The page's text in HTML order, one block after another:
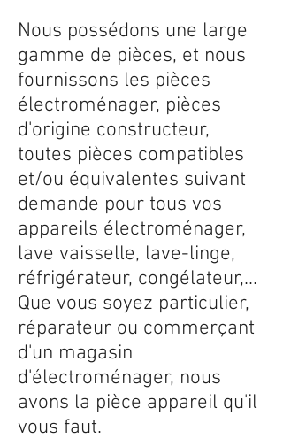
Nous possédons une large
gamme de pièces, et nous
fournissons les pièces
électroménager, pièces
d'origine constructeur,
toutes pièces compatibles
et/ou équivalentes suivant
demande pour tous vos
appareils électroménager,
lave vaisselle, lave-linge,
réfrigérateur, congélateur,...
Que vous soyez particulier,
réparateur ou commerçant
d'un magasin
d'électroménager, nous
avons la pièce appareil qu'il
vous faut.